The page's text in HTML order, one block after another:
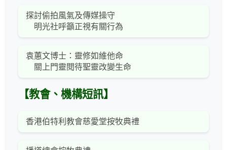
探討偷拍風氣及傳媒操守
明光社呼籲正視有關行為
袁蕙文博士：靈修如維他命
關上門靈閱待聖靈改變生命
【教會、機構短訊】
香港伯特利教會慈愛堂按牧典禮